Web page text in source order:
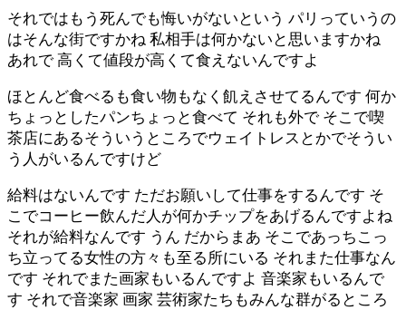
それではもう死んでも悔いがないという パリっていうの
はそんな街ですかね 私相手は何かないと思いますかね
あれで 高くて値段が高くて食えないんですよ
ほとんど食べるも食い物もなく飢えさせてるんです 何か
ちょっとしたパンちょっと食べて それも外で そこで喫
茶店にあるそういうところでウェイトレスとかでそうい
う人がいるんですけど
給料はないんです ただお願いして仕事をするんです そ
こでコーヒー飲んだ人が何かチップをあげるんですよね
それが給料なんです うん だからまあ そこであっちこっ
ち立ってる女性の方々も至る所にいる それまた仕事なん
です それでまた画家もいるんですよ 音楽家もいるんで
す それで音楽家 画家 芸術家たちもみんな群がるところ